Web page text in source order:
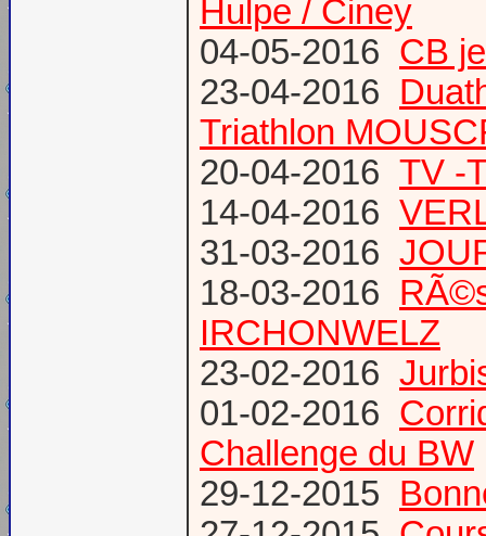
Hulpe / Ciney
04-05-2016 CB
23-04-2016
Triathlon
20-04-2016 TV -
14-04-2016
31-03-2016
18-03-2016
IRCHONWELZ
23-02-2016
01-02-2016
Challenge du BW
29-12-2015